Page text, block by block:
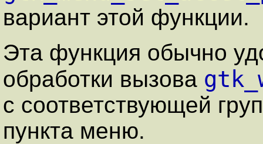
вариант этой функции.
Эта функция обычно
обработки вызова
с соответствующей
пункта меню.